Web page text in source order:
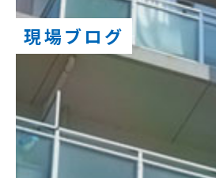
現場ブログ